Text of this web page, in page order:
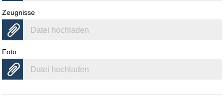
Zeugnisse
Datei hochladen
Foto
Datei hochladen